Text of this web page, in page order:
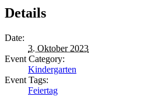
Details
Date:
3. Oktober 2023
Event Category:
Kindergarten
Event Tags:
Feiertag